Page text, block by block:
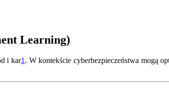
Learning)
i kar1 . W kontekście cyberbezpieczeństwa mogą